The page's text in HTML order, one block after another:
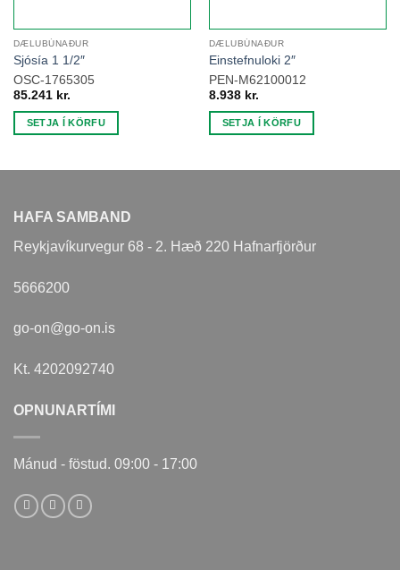
DÆLUBÚNAÐUR
Sjósía 1 1/2″
OSC-1765305
85.241 kr.
SETJA Í KÖRFU
DÆLUBÚNAÐUR
Einstefnuloki 2″
PEN-M62100012
8.938 kr.
SETJA Í KÖRFU
HAFA SAMBAND
Reykjavíkurvegur 68 - 2. Hæð 220 Hafnarfjörður
5666200
go-on@go-on.is
Kt. 4202092740
OPNUNARTÍMI
Mánud - föstud. 09:00 - 17:00